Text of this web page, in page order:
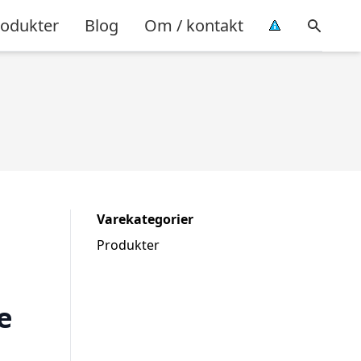
Blog Om / kontakt
Varekategorier
Produkter